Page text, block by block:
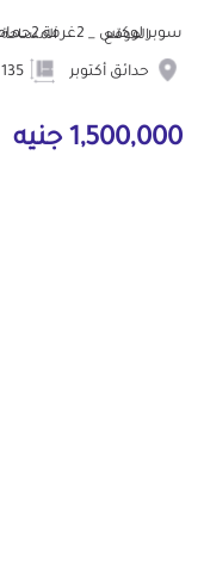
سوبر لوكس _ 2غرفة 2حمام ريسبش...
الموقع
حدائق أكتوبر
المساحة
1,500,000 جنيه